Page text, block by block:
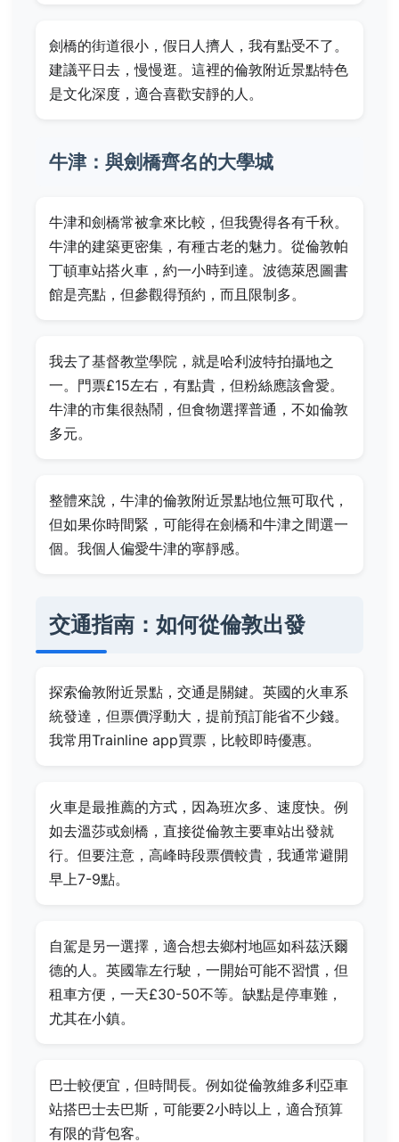
劍橋的街道很小，假日人擠人，我有點受不了。
建議平日去，慢慢逛。這裡的倫敦附近景點特色
是文化深度，適合喜歡安靜的人。
牛津：與劍橋齊名的大學城
牛津和劍橋常被拿來比較，但我覺得各有千秋。
牛津的建築更密集，有種古老的魅力。從倫敦帕
丁頓車站搭火車，約一小時到達。波德萊恩圖書
館是亮點，但參觀得預約，而且限制多。
我去了基督教堂學院，就是哈利波特拍攝地之
一。門票£15左右，有點貴，但粉絲應該會愛。
牛津的市集很熱鬧，但食物選擇普通，不如倫敦
多元。
整體來說，牛津的倫敦附近景點地位無可取代，
但如果你時間緊，可能得在劍橋和牛津之間選一
個。我個人偏愛牛津的寧靜感。
交通指南：如何從倫敦出發
探索倫敦附近景點，交通是關鍵。英國的火車系
統發達，但票價浮動大，提前預訂能省不少錢。
我常用Trainline app買票，比較即時優惠。
火車是最推薦的方式，因為班次多、速度快。例
如去溫莎或劍橋，直接從倫敦主要車站出發就
行。但要注意，高峰時段票價較貴，我通常避開
早上7-9點。
自駕是另一選擇，適合想去鄉村地區如科茲沃爾
德的人。英國靠左行駛，一開始可能不習慣，但
租車方便，一天£30-50不等。缺點是停車難，
尤其在小鎮。
巴士較便宜，但時間長。例如從倫敦維多利亞車
站搭巴士去巴斯，可能要2小時以上，適合預算
有限的背包客。